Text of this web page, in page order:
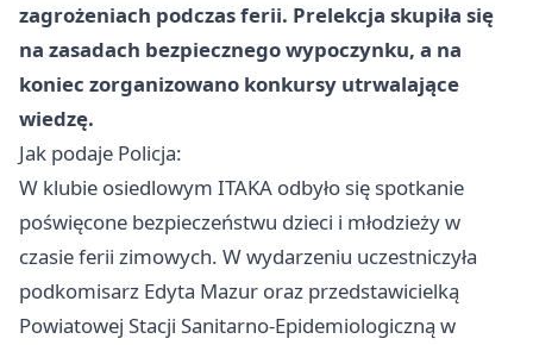
zagrożeniach podczas ferii. Prelekcja skupiła się
na zasadach bezpiecznego wypoczynku, a na
koniec zorganizowano konkursy utrwalające
wiedzę.
Jak podaje Policja:
W klubie osiedlowym ITAKA odbyło się spotkanie
poświęcone bezpieczeństwu dzieci i młodzieży w
czasie ferii zimowych. W wydarzeniu uczestniczyła
podkomisarz Edyta Mazur oraz przedstawicielką
Powiatowej Stacji Sanitarno-Epidemiologiczną w